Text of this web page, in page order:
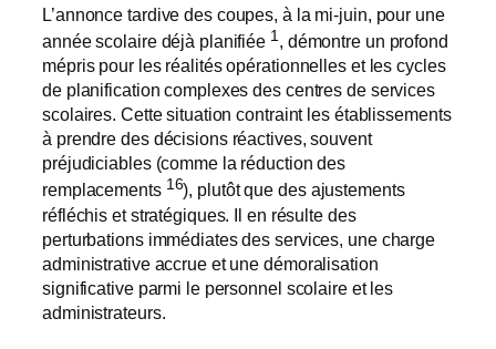
L’annonce tardive des coupes, à la mi-juin, pour une
année scolaire déjà planifiée 1 , démontre un profond
mépris pour les réalités opérationnelles et les cycles
de planification complexes des centres de services
scolaires. Cette situation contraint les établissements
à prendre des décisions réactives, souvent
préjudiciables (comme la réduction des
remplacements 16), plutôt que des ajustements
réfléchis et stratégiques. Il en résulte des
perturbations immédiates des services, une charge
administrative accrue et une démoralisation
significative parmi le personnel scolaire et les
administrateurs.